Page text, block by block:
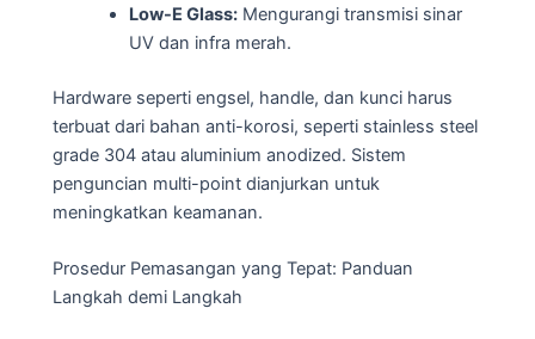
Low-E Glass:Mengurangi transmisi sinar
UV dan infra merah.
Hardware seperti engsel, handle, dan kunci harus
terbuat dari bahan anti-korosi, seperti stainless steel
grade 304 atau aluminium anodized. Sistem
penguncian multi-point dianjurkan untuk
meningkatkan keamanan.
Prosedur Pemasangan yang Tepat: Panduan
Langkah demi Langkah